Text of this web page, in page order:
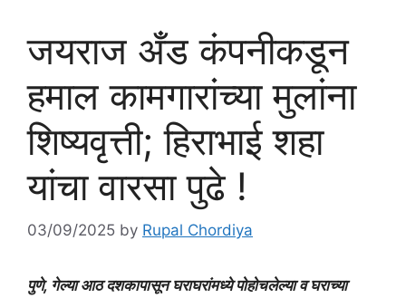
जयराज अँड कंपनीकडून
हमाल कामगारांच्या मुलांना
शिष्यवृत्ती; हिराभाई शहा
यांचा वारसा पुढे !
03/09/2025 by Rupal Chordiya
पुणे, गेल्या आठ दशकापासून घराघरांमध्ये पोहोचलेल्या व घराच्या